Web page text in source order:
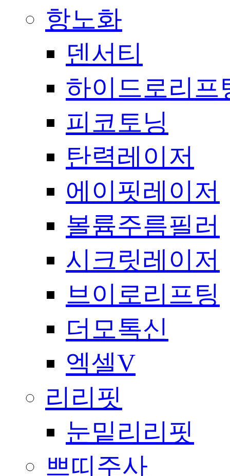
항노화
덴서티
하이드로리프
피코토닝
탄력레이저
에이핏레이저
볼륨주름필러
시크릿레이저
브이로리프팅
더모톡신
엑셀V
리리핏
눈밑리리핏
쁘띠주사